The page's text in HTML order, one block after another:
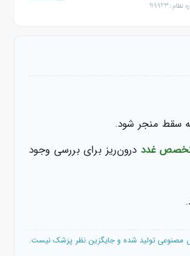
119923
سقط منجر شود.
غدد درون‌ریز برای بررسی وجود
تولید شده و جایگزین نظر پزشک نیست.